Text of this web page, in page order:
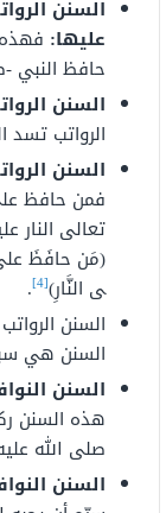
السنن
عليها:
حافظ النبي
السنن
الرواتب
السنن
فمن حافظ
تعالى النار
(مَن حافَظَ
ى النَّارِ)[4]
.
السنن
السنن هي
السنن
هذه السنن
صلى الله
السنن